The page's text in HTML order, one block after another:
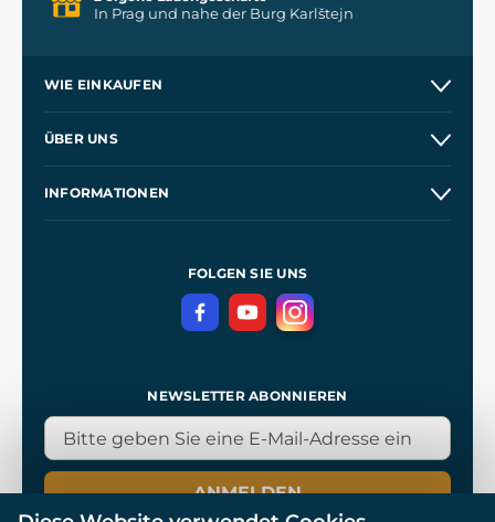
In Prag und nahe der Burg Karlštejn
WIE EINKAUFEN
Kontakt
ÜBER UNS
INFORMATIONEN
DatenschutzerklärungFOLGEN SIE UNS
NEWSLETTER ABONNIEREN
ANMELDEN